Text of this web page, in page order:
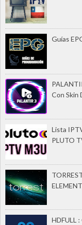
Guías
Con Skin
Lista
PLUTO
HDFULL